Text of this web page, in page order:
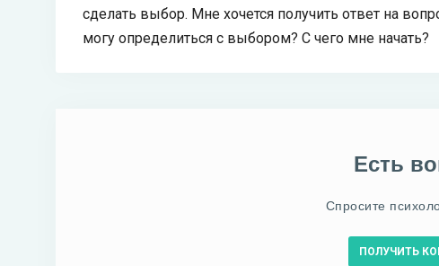
сделать выбор. Мне хочется получить ответ на
могу определиться с выбором? С чего мне начать?
Есть
Спросите
ПОЛУЧИТЬ